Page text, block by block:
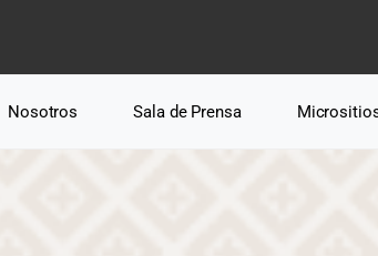
Nosotros Sala de Prensa